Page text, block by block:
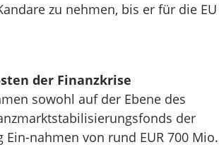
zu nehmen, bis er für die EU
der Finanzkrise
sowohl auf der Ebene des
der
nahmen von rund EUR 700 Mio.